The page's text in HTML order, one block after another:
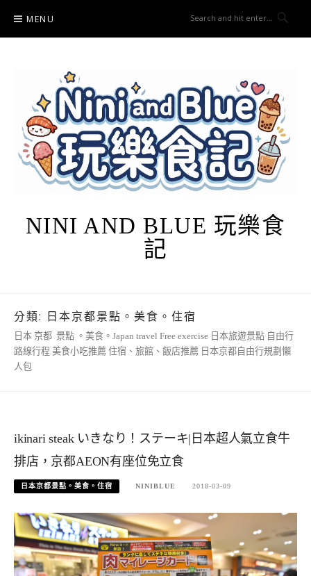
content
MENU
NINI AND BLUE 玩樂食
記
分類: 日本京都景點。美食。住宿
日本 京都 景點 。美食。Japan travel Free exercise 日本旅遊景點 自由行
路線行程 美食小吃推薦 住宿、旅館、飯店推薦 日本京都自由行規劃懶
人包
ikinari steak いきなり！ステーキ|日本超人氣立食牛
排店，京都AEON有座位免立食
日本京都景點。美食。住宿 NINIBLUE 2018-03-09